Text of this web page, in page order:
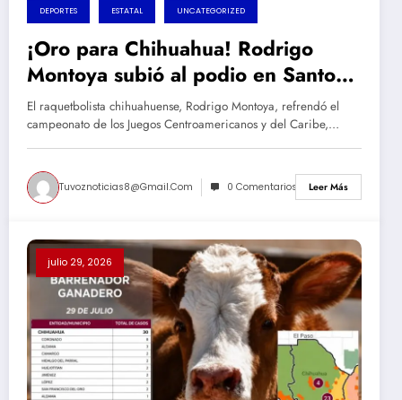
DEPORTES ESTATAL UNCATEGORIZED
¡Oro para Chihuahua! Rodrigo
Montoya subió al podio en Santo
Domingo
El raquetbolista chihuahuense, Rodrigo Montoya, refrendó el
campeonato de los Juegos Centroamericanos y del Caribe,…
Tuvoznoticias8@gmail.com 0 Comentarios Leer Más
julio 29, 2026